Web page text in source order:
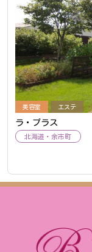
美容室 エステ
ラ・プラス
北海道 余市町